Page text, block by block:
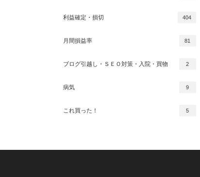
利益確定・損切 404
月間損益率 81
ブログ引越し・ＳＥＯ対策・入院・買物 2
病気 9
これ買った！ 5